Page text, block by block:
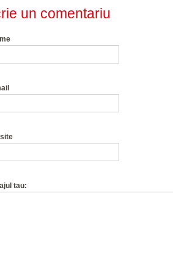
un comentariu
tau: